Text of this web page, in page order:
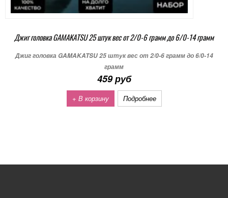
Джиг головка GAMAKATSU 25 штук вес от 2/0-6 грамм до 6/0-14 грамм
Джиг головка GAMAKATSU 25 штук вес от 2/0-6 грамм до 6/0-14
грамм
459 руб
+ В корзину Подробнее